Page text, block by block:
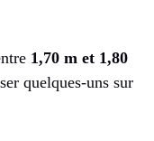
1,70 m et 1,80
quelques-uns sur